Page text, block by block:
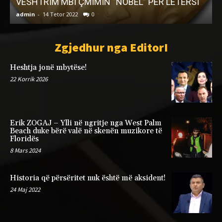
admin - 30 Nëntor 2024
Zgjedhur nga EditorI
Heshtja jonë mbytëse!
22 Korrik 2026
Erik ZOGAJ – Ylli në ngritje nga West Palm
Beach duke bërë valë në skenën muzikore të
Floridës
8 Mars 2024
Historia që përsëritet nuk është më aksident!
24 Maj 2022